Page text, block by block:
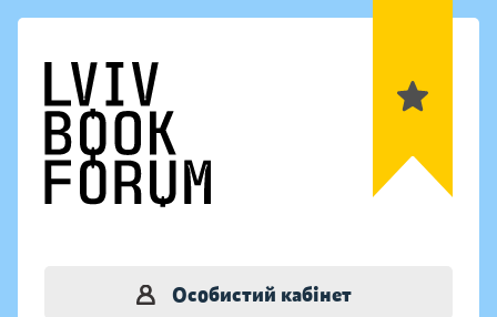
Особистий кабінет